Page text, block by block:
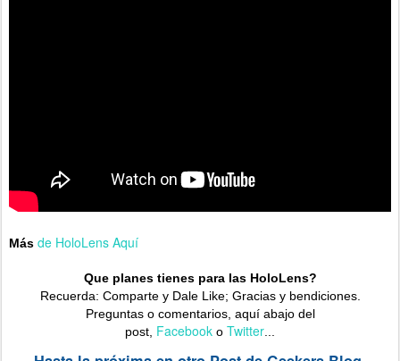
Más de HoloLens Aquí
Que planes tienes para las HoloLens?
Recuerda: Comparte y Dale Like; Gracias y bendiciones.
Preguntas o comentarios, aquí abajo del
post, Facebook o Twitter